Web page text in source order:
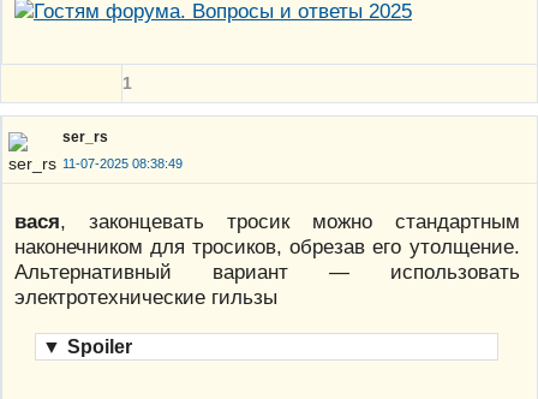
1
ser_rs
11-07-2025 08:38:49
вася, законцевать тросик можно стандартным
наконечником для тросиков, обрезав его утолщение.
Альтернативный вариант — использовать
электротехнические гильзы
▼ Spoiler